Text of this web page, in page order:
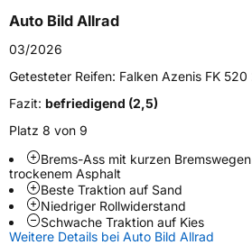
Fahrzeugtyp
VerwendungSommerreifen
ModellnameAzenis FK 520
Fahrzeugart
Weitere Eigenschaften
SchlauchtypTL
Auto Bild Allrad
03/2026
Getesteter Reifen: Falken Azenis FK
Fazit: befriedigend (2,5)
Platz 8 von 9
Brems-Ass mit kurzen
trockenem Asphalt
Beste Traktion auf Sand
Niedriger Rollwiderstand
Schwache Traktion auf Kies
Weitere Details bei Auto Bild Allrad